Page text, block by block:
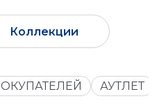
Коллекции
АУТЛЕТ